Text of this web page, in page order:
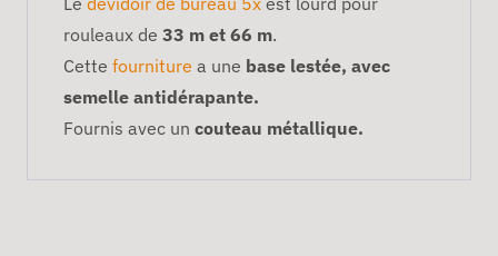
rouleaux de 33 m et 66 m.
Cette fourniture a une base lestée, avec
semelle antidérapante.
Fournis avec un couteau métallique.